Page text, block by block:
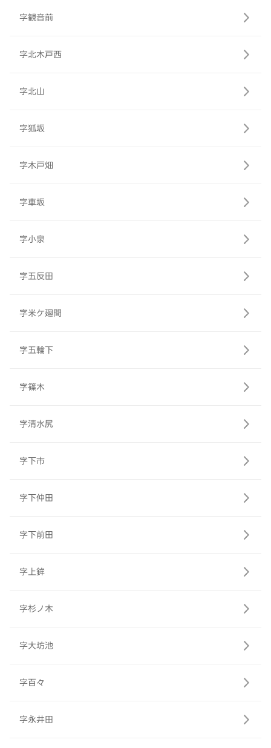
字観音前
字北木戸西
字北山
字狐坂
字木戸畑
字車坂
字小泉
字五反田
字米ケ廻間
字五輪下
字篠木
字清水尻
字下市
字下仲田
字下前田
字上鉾
字杉ノ木
字大坊池
字百々
字永井田